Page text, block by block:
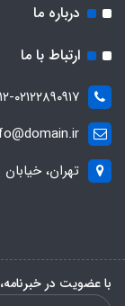
درباره ما
ارتباط با ما
۰۲۱۲۲۸۹۰۹۱۲-
تهران،
با عضویت در